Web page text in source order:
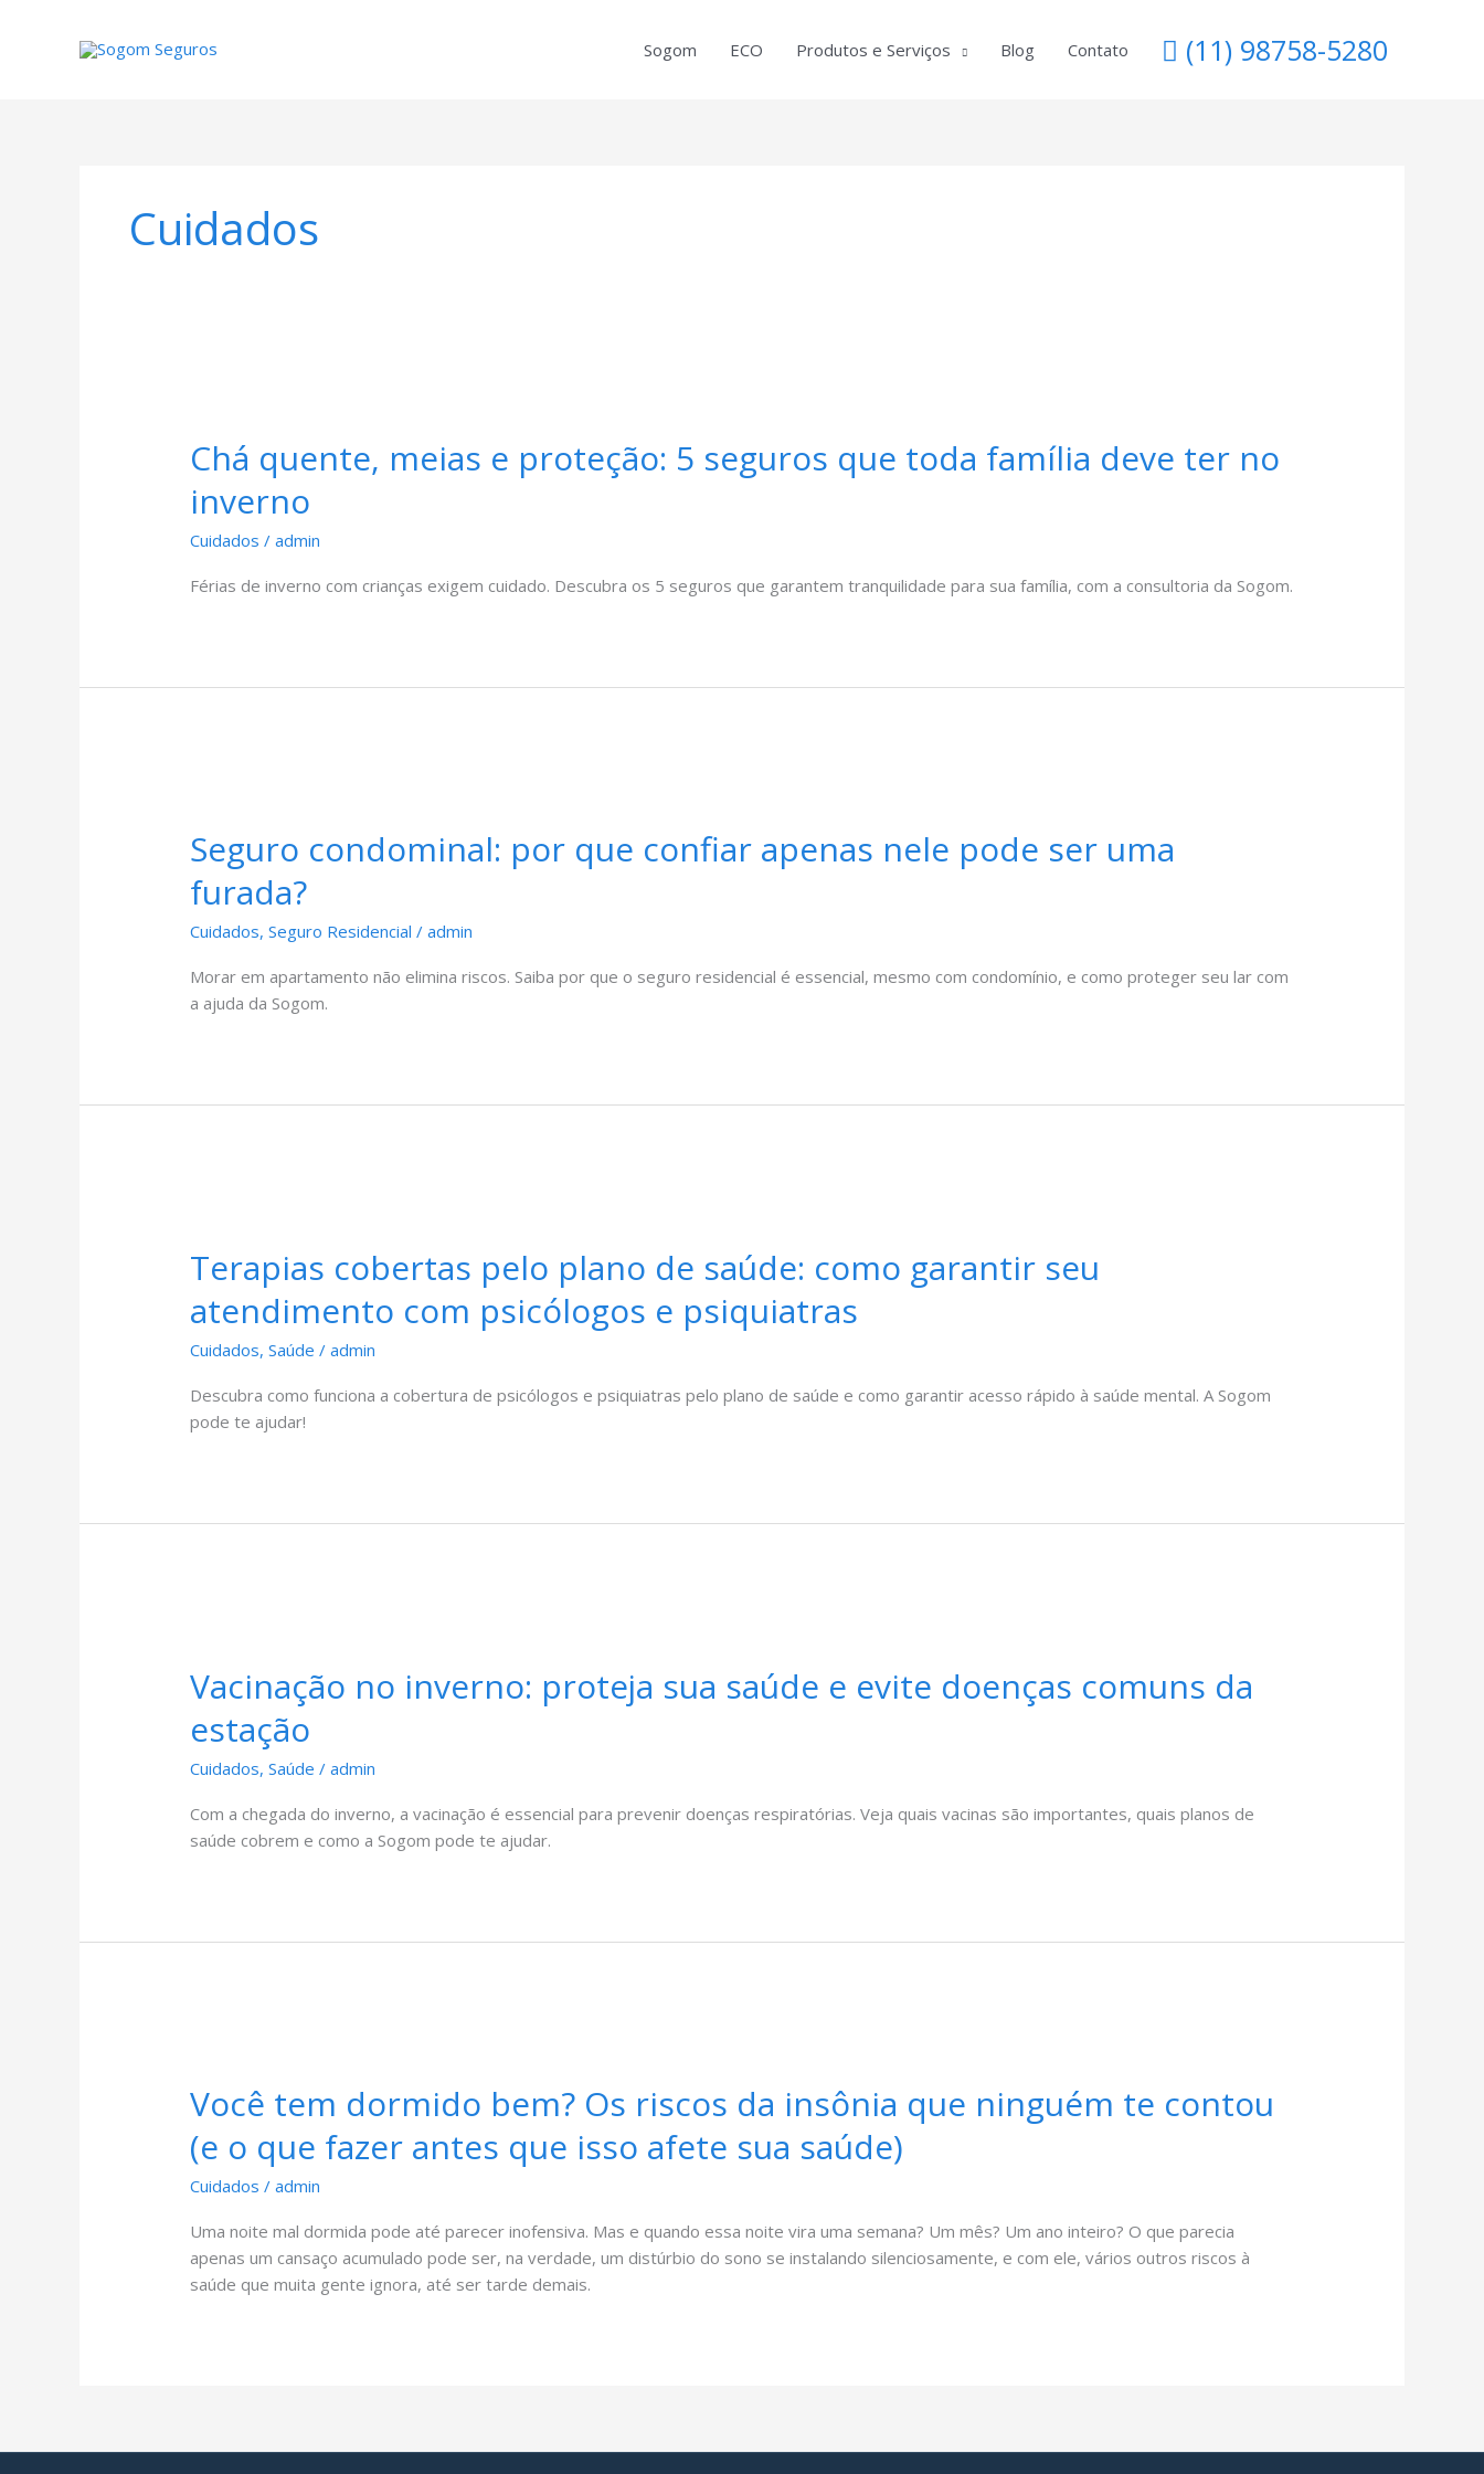
Sogom ECO Produtos e Serviços Blog Contato (11) 98758-5280
Cuidados
Chá quente, meias e proteção: 5 seguros que toda família deve ter no
inverno
Cuidados /admin
Férias de inverno com crianças exigem cuidado. Descubra os 5 seguros que garantem tranquilidade para sua família, com a consultoria da Sogom.
Seguro condominal: por que confiar apenas nele pode ser uma
furada?
Cuidados,Seguro Residencial /admin
Morar em apartamento não elimina riscos. Saiba por que o seguro residencial é essencial, mesmo com condomínio, e como proteger seu lar com
a ajuda da Sogom.
Terapias cobertas pelo plano de saúde: como garantir seu
atendimento com psicólogos e psiquiatras
Cuidados,Saúde /admin
Descubra como funciona a cobertura de psicólogos e psiquiatras pelo plano de saúde e como garantir acesso rápido à saúde mental. A Sogom
pode te ajudar!
Vacinação no inverno: proteja sua saúde e evite doenças comuns da
estação
Cuidados,Saúde /admin
Com a chegada do inverno, a vacinação é essencial para prevenir doenças respiratórias. Veja quais vacinas são importantes, quais planos de
saúde cobrem e como a Sogom pode te ajudar.
Você tem dormido bem? Os riscos da insônia que ninguém te contou
(e o que fazer antes que isso afete sua saúde)
Cuidados /admin
Uma noite mal dormida pode até parecer inofensiva. Mas e quando essa noite vira uma semana? Um mês? Um ano inteiro? O que parecia
apenas um cansaço acumulado pode ser, na verdade, um distúrbio do sono se instalando silenciosamente, e com ele, vários outros riscos à
saúde que muita gente ignora, até ser tarde demais.